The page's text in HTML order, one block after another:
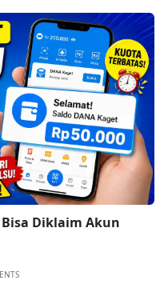
Bisa Diklaim Akun